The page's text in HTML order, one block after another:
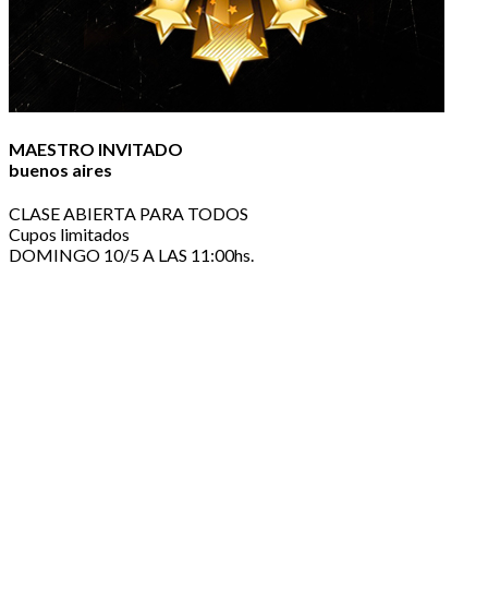
MAESTRO INVITADO
buenos aires
CLASE ABIERTA PARA TODOS
Cupos limitados
DOMINGO 10/5 A LAS 11:00hs.